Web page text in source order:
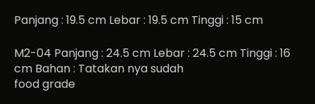
Panjang : 19.5 cm Lebar : 19.5 cm Tinggi : 15 cm
M2-04 Panjang : 24.5 cm Lebar : 24.5 cm Tinggi : 16
cm Bahan : Tatakan nya sudah
food grade